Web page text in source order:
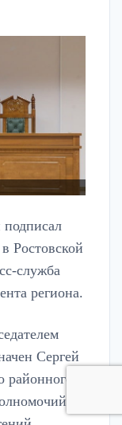
Ростовской
служба
региона.
Сергей